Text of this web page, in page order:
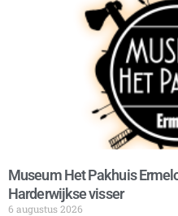
Museum Het Pakhuis
Harderwijkse visser
6 augustus 2026